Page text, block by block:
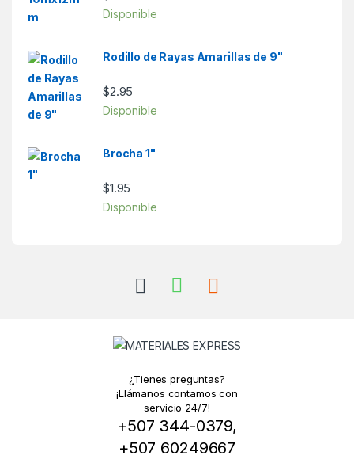
Disponible
Rodillo de Rayas Amarillas de 9"
$2.95
Disponible
Brocha 1"
$1.95
Disponible
¿Tienes preguntas?
¡Llámanos contamos con
servicio 24/7!
+507 344-0379,
+507 60249667